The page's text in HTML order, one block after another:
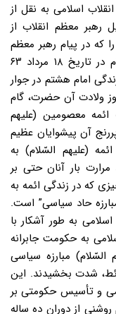
اسلامی به نقل از
رهبر معظم انقلاب از
که در پیام رهبر معظم
انقلاب به کنگره جهانی امام رضا علیه السلام در تاریخ ۱۸ مرداد ۶۳
امام هشتم در جوار
ولادت آن حضرت، گام
معصومین (علیهم
آن پیشوایان عظیم
(علیهم السّلام) به
بار آنان حتی بر
که در زندگی ائمه به
حاد سیاسی” است.
به طور آشکار با
به حکومت جابرانه
مبارزه سیاسی
شدت بخشیدند. این
و تأسیس حکومتی بر
از دوران ده ساله